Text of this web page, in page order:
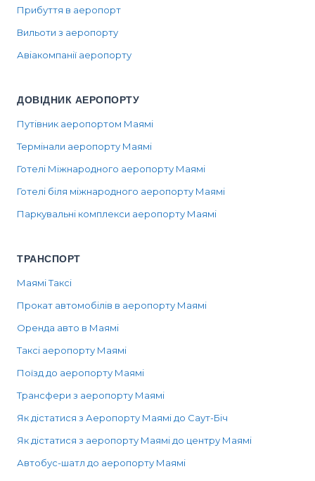
Прибуття в аеропорт
Вильоти з аеропорту
Авіакомпанії аеропорту
ДОВІДНИК АЕРОПОРТУ
Путівник аеропортом Маямі
Термінали аеропорту Маямі
Готелі Міжнародного аеропорту Маямі
Готелі біля міжнародного аеропорту Маямі
Паркувальні комплекси аеропорту Маямі
ТРАНСПОРТ
Маямі Таксі
Прокат автомобілів в аеропорту Маямі
Оренда авто в Маямі
Таксі аеропорту Маямі
Поїзд до аеропорту Маямі
Трансфери з аеропорту Маямі
Як дістатися з Аеропорту Маямі до Саут-Біч
Як дістатися з аеропорту Маямі до центру Маямі
Автобус-шатл до аеропорту Маямі